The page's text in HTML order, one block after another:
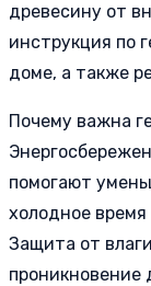
древесину от
инструкция по
доме, а также
Почему важна
помогают
холодное время
Защита от
проникновение